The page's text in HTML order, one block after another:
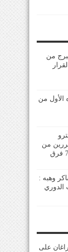
من
من
من
وهبه :
الدوري
على